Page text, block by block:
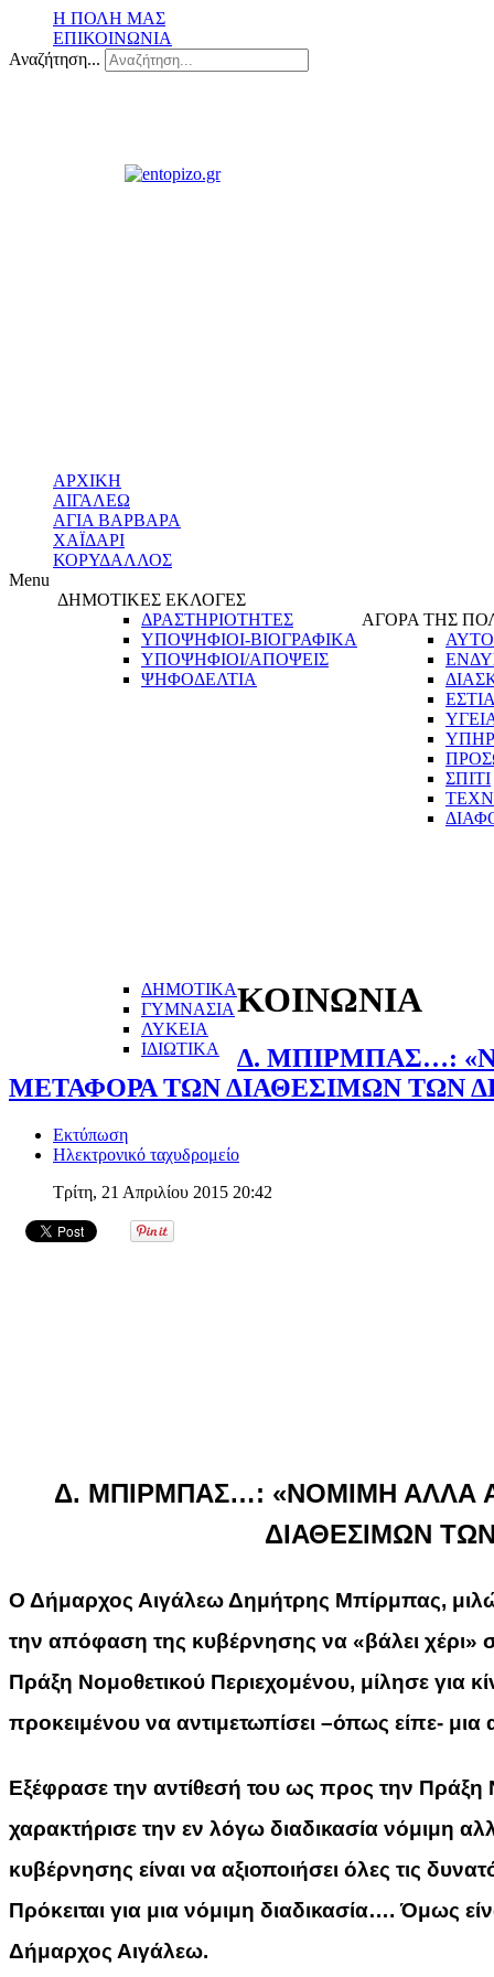
Η ΠΟΛΗ ΜΑΣ
ΕΠΙΚΟΙΝΩΝΙΑ
Αναζήτηση...
ΑΡΧΙΚΗ
ΑΙΓΑΛΕΩ
ΑΓΙΑ ΒΑΡΒΑΡΑ
ΧΑΪΔΑΡΙ
ΚΟΡΥΔΑΛΛΟΣ
Menu
ΔΗΜΟΤΙΚΕΣ ΕΚΛΟΓΕΣ
ΔΡΑΣΤΗΡΙΟΤΗΤΕΣ
ΥΠΟΨΗΦΙΟΙ-ΒΙΟΓΡΑΦΙΚΑ
ΥΠΟΨΗΦΙΟΙ/ΑΠΟΨΕΙΣ
ΨΗΦΟΔΕΛΤΙΑ
ΑΓΟΡΑ ΤΗΣ
ΣΠΙΤΙ
ΔΗΜΟΤΙΚΑ
ΓΥΜΝΑΣΙΑ
ΛΥΚΕΙΑ
ΙΔΙΩΤΙΚΑ
ΚΟΙΝΩΝΙΑ
Δ. ΜΠΙΡΜΠΑΣ…:
ΜΕΤΑΦΟΡΑ ΤΩΝ ΔΙΑΘΕΣΙΜΩΝ ΤΩΝ
Εκτύπωση
Ηλεκτρονικό ταχυδρομείο
Τρίτη, 21 Απριλίου 2015 20:42
Δ. ΜΠΙΡΜΠΑΣ…: «ΝΟΜΙΜΗ ΑΛΛΑ
ΔΙΑΘΕΣΙΜΩΝ
Ο Δήμαρχος Αιγάλεω Δημήτρης Μπίρμπας,
την απόφαση της κυβέρνησης να «βάλει χέρι»
Πράξη Νομοθετικού Περιεχομένου, μίλησε για
προκειμένου να αντιμετωπίσει –όπως είπε-
Εξέφρασε την αντίθεσή του ως προς την Πράξη
χαρακτήρισε την εν λόγω διαδικασία νόμιμη
κυβέρνησης είναι να αξιοποιήσει όλες τις
Πρόκειται για μια νόμιμη διαδικασία…. Όμως
Δήμαρχος Αιγάλεω.